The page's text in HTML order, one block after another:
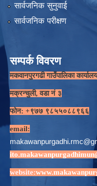
सार्वजनिक सुनुवाई
सार्वजनिक परीक्षण
सम्पर्क विवरण
मकवानपुरगढी गाउँपालिका कार्यालय
मक्रन्चुली, वडा नं ३
फोन: +९७७ ९८५५०८८९६६
email:
website: